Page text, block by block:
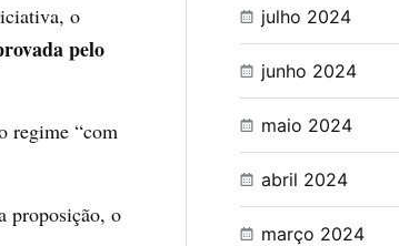
o
pelo
regime “com
proposição, o
julho 2024
junho 2024
maio 2024
abril 2024
março 2024